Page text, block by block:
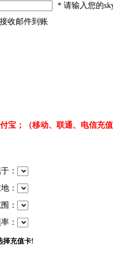
* 请输入您的
收邮件到账
宝；（移动、联通、电信充
：
：
：
：
择充值卡!